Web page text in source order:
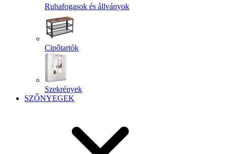
Ruhafogasok és állványok
Cipőtartók
Szekrények
SZŐNYEGEK